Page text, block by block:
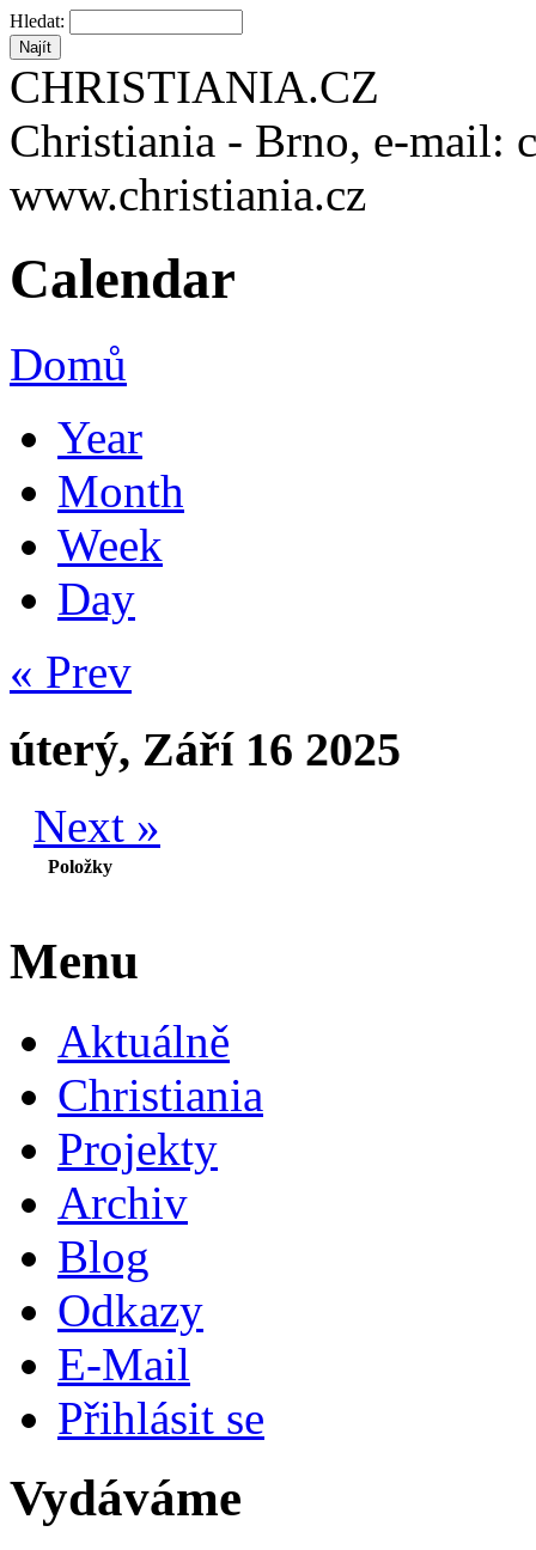
Hledat:
CHRISTIANIA.CZ
Christiania - Brno, e-mail:
www.christiania.cz
Calendar
Domů
Year
Month
Week
Day
« Prev
úterý, Září 16 2025
Next »
Položky
Menu
Aktuálně
Christiania
Projekty
Archiv
Blog
Odkazy
E-Mail
Přihlásit se
Vydáváme